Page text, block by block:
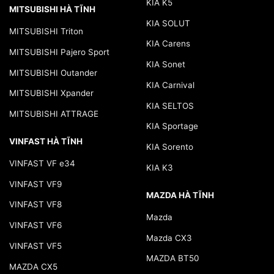
MITSUBISHI HÀ TĨNH
MITSUBISHI Triton
MITSUBISHI Pajero Sport
MITSUBISHI Outander
MITSUBISHI Xpander
MITSUBISHI ATTRAGE
VINFAST HÀ TĨNH
VINFAST VF e34
VINFAST VF9
VINFAST VF8
VINFAST VF6
VINFAST VF5
MAZDA CX5
KIA K5
KIA SOLUT
KIA Carens
KIA Sonet
KIA Carnival
KIA SELTOS
KIA Sportage
KIA Sorento
KIA K3
MAZDA HÀ TĨNH
Mazda
Mazda CX3
MAZDA BT50